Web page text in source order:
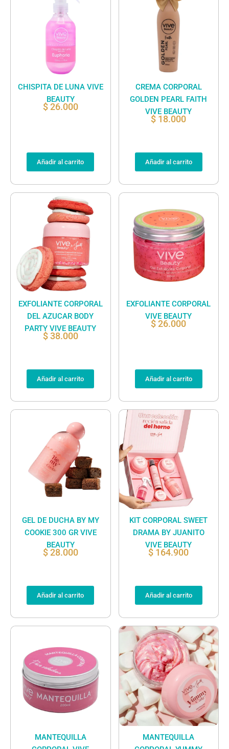
CHISPITA DE LUNA VIVE
BEAUTY
$26.000
Añadir al carrito
CREMA CORPORAL
GOLDEN PEARL FAITH
VIVE BEAUTY
$ 18.000
Añadir al carrito
EXFOLIANTE CORPORAL
DEL AZUCAR BODY
PARTY VIVE BEAUTY
$38.000
Añadir al carrito
EXFOLIANTE CORPORAL
VIVE BEAUTY
$26.000
Añadir al carrito
GEL DE DUCHA BY MY
COOKIE 300 GR VIVE
BEAUTY
$28.000
Añadir al carrito
KIT CORPORAL SWEET
DRAMA BY JUANITO
VIVE BEAUTY
$ 164.900
Añadir al carrito
MANTEQUILLA
MANTEQUILLA